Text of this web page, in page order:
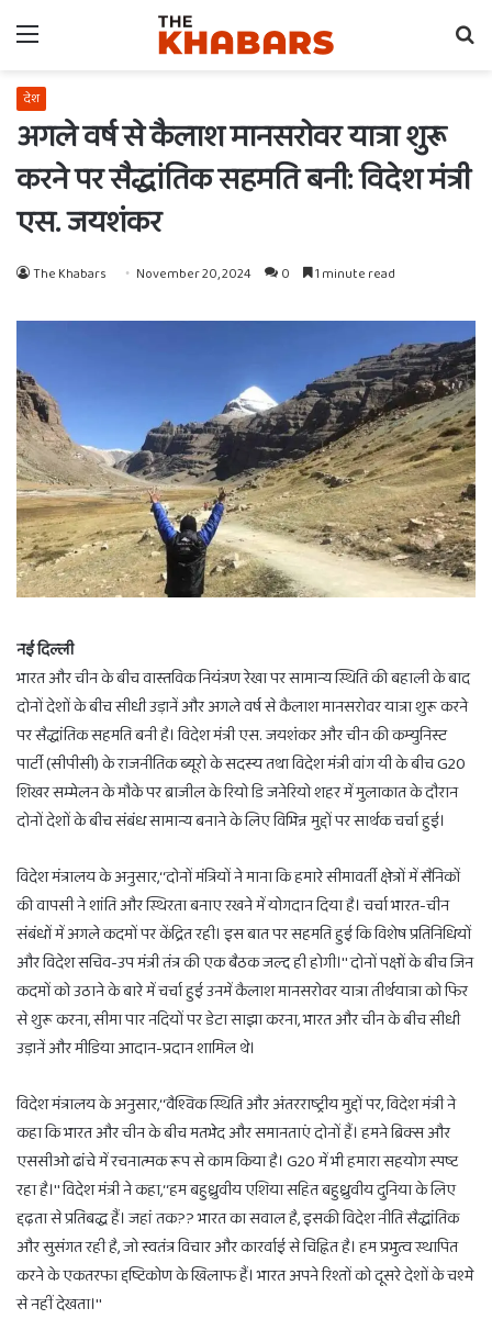
Menu
देश
अगले वर्ष से कैलाश मानसरोवर यात्रा शुरू
करने पर सैद्धांतिक सहमति बनी: विदेश मंत्री
एस. जयशंकर
The Khabars November 20, 2024 0 1 minute read
नई दिल्ली
भारत और चीन के बीच वास्तविक नियंत्रण रेखा पर सामान्य स्थिति की बहाली के बाद
दोनों देशों के बीच सीधी उड़ानें और अगले वर्ष से कैलाश मानसरोवर यात्रा शुरू करने
पर सैद्धांतिक सहमति बनी है। विदेश मंत्री एस. जयशंकर और चीन की कम्युनिस्ट
पार्टी (सीपीसी) के राजनीतिक ब्यूरो के सदस्य तथा विदेश मंत्री वांग यी के बीच G20
शिखर सम्मेलन के मौके पर ब्राजील के रियो डि जनेरियो शहर में मुलाकात के दौरान
दोनों देशों के बीच संबंध सामान्य बनाने के लिए विभिन्न मुद्दों पर सार्थक चर्चा हुई।
विदेश मंत्रालय के अनुसार,‘‘दोनों मंत्रियों ने माना कि हमारे सीमावर्ती क्षेत्रों में सैनिकों
की वापसी ने शांति और स्थिरता बनाए रखने में योगदान दिया है। चर्चा भारत-चीन
संबंधों में अगले कदमों पर केंद्रित रही। इस बात पर सहमति हुई कि विशेष प्रतिनिधियों
और विदेश सचिव-उप मंत्री तंत्र की एक बैठक जल्द ही होगी।'' दोनों पक्षों के बीच जिन
कदमों को उठाने के बारे में चर्चा हुई उनमें कैलाश मानसरोवर यात्रा तीर्थयात्रा को फिर
से शुरू करना, सीमा पार नदियों पर डेटा साझा करना, भारत और चीन के बीच सीधी
उड़ानें और मीडिया आदान-प्रदान शामिल थे।
विदेश मंत्रालय के अनुसार,‘‘वैश्विक स्थिति और अंतरराष्ट्रीय मुद्दों पर, विदेश मंत्री ने
कहा कि भारत और चीन के बीच मतभेद और समानताएं दोनों हैं। हमने ब्रिक्स और
एससीओ ढांचे में रचनात्मक रूप से काम किया है। G20 में भी हमारा सहयोग स्पष्ट
रहा है।'' विदेश मंत्री ने कहा,‘‘हम बहुध्रुवीय एशिया सहित बहुध्रुवीय दुनिया के लिए
द्दढ़ता से प्रतिबद्ध हैं। जहां तक?? भारत का सवाल है, इसकी विदेश नीति सैद्धांतिक
और सुसंगत रही है, जो स्वतंत्र विचार और कारर्वाई से चिह्नित है। हम प्रभुत्व स्थापित
करने के एकतरफा द्दष्टिकोण के खिलाफ हैं। भारत अपने रिश्तों को दूसरे देशों के चश्मे
से नहीं देखता।''